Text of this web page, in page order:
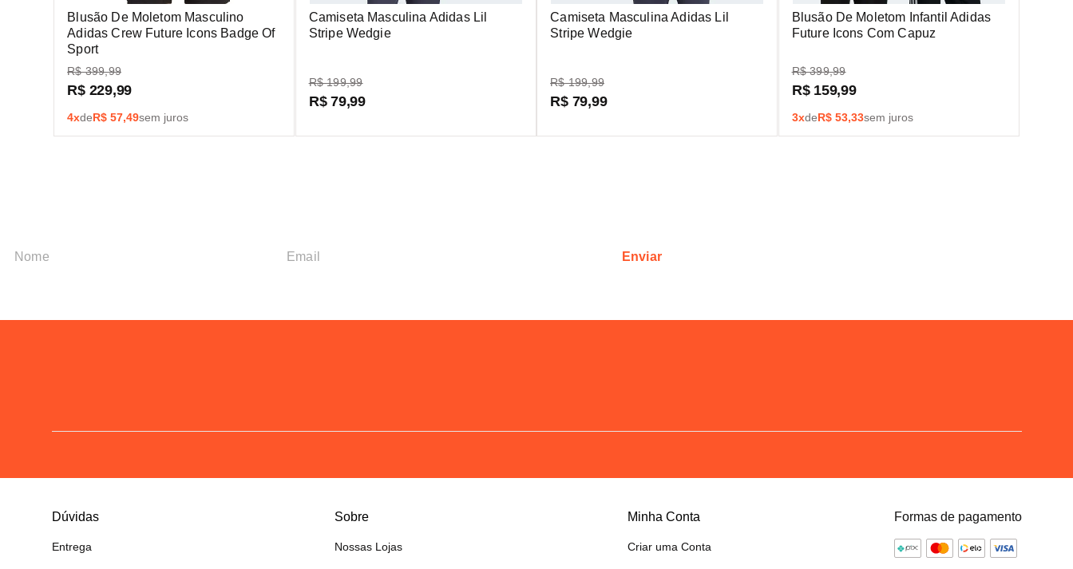
Blusão De Moletom Masculino
Adidas Crew Future Icons Badge Of
Sport
R$ 399,99
R$ 229,99
4xdeR$57,49sem juros
Camiseta Masculina Adidas Lil
Stripe Wedgie
R$ 199,99
R$ 79,99
Camiseta Masculina Adidas Lil
Stripe Wedgie
R$ 199,99
R$ 79,99
Blusão De Moletom Infantil Adidas
Future Icons Com Capuz
R$ 399,99
R$ 159,99
3xdeR$ 53,33sem juros
Enviar
Dúvidas
Entrega
Sobre
Nossas Lojas
Minha Conta
Criar uma Conta
Formas de pagamento